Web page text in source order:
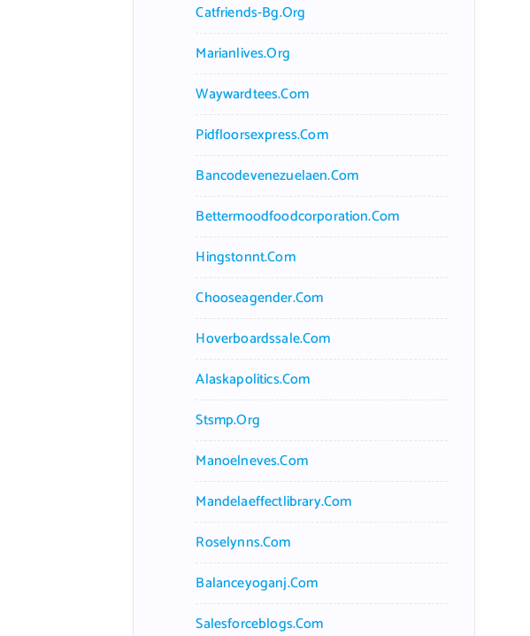
Catfriends-Bg.org
Marianlives.org
Waywardtees.com
Pidfloorsexpress.com
Bancodevenezuelaen.com
Bettermoodfoodcorporation.com
Hingstonnt.com
Chooseagender.com
Hoverboardssale.com
Alaskapolitics.com
Stsmp.org
Manoelneves.com
Mandelaeffectlibrary.com
Roselynns.com
Balanceyoganj.com
Salesforceblogs.com